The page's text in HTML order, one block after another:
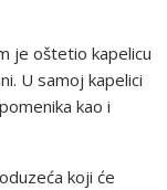
je oštetio kapelicu
U samoj kapelici
kao i
koji će